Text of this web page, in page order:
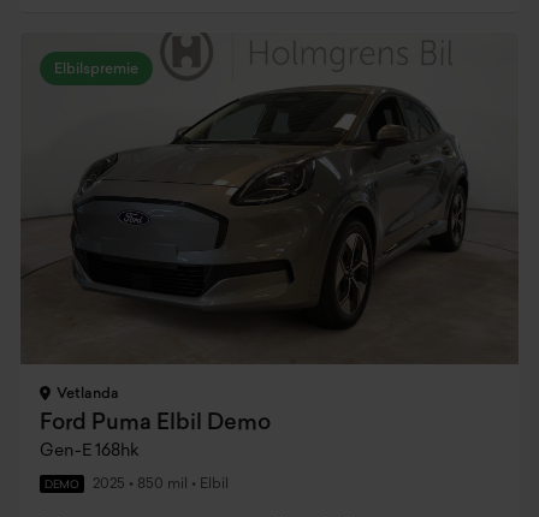
Elbilspremie
Vetlanda
Ford Puma Elbil Demo
Gen-E 168hk
DEMO 2025 • 850 mil • Elbil